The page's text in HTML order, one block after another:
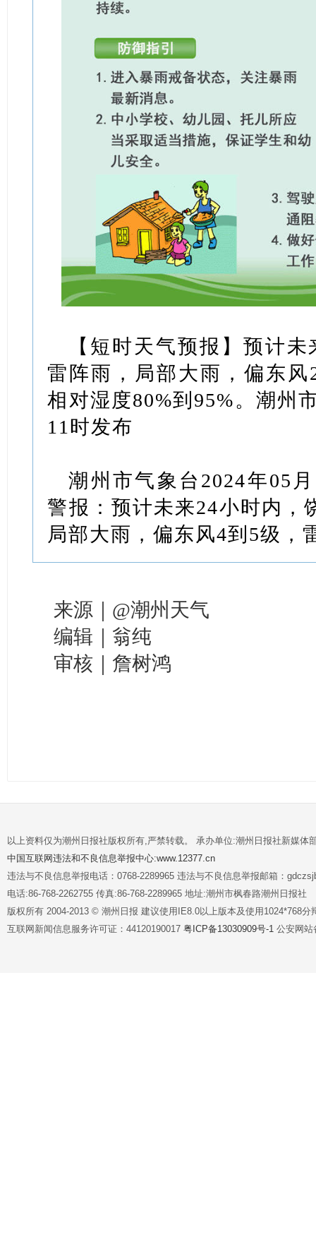
【短时天气预报】预计
雷阵雨，局部大雨，偏东
相对湿度80%到95%。潮州
11时发布
潮州市气象台2024年05
警报：预计未来24小时内，
局部大雨，偏东风4到5级，
来源｜@潮州天气
编辑｜翁纯
审核｜詹树鸿
以上资料仅为潮州日报社版权所有,严禁转载。 承办单位:潮州日报社新媒体
中国互联网违法和不良信息举报中心:www.12377.cn
违法与不良信息举报电话：0768-2289965 违法与不良信息举报邮箱：
电话:86-768-2262755 传真:86-768-2289965 地址:潮州市枫春路潮州日报社
版权所有 2004-2013 © 潮州日报 建议使用IE8.0以上版本及使用1024*768分
互联网新闻信息服务许可证：44120190017 粤ICP备13030909号-1 公安网站